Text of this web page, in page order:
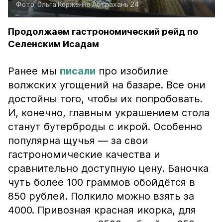
Фото:Ольга КорженкоАстрахань 24
Продолжаем гастрономический рейд по
Селенским Исадам
Ранее мы писали про изобилие
волжских угощений на базаре. Все они
достойны того, чтобы их попробовать.
И, конечно, главным украшением стола
станут бутерброды с икрой. Особенно
популярна щучья — за свои
гастрономические качества и
сравнительно доступную цену. Баночка
чуть более 100 граммов обойдётся в
850 рублей. Полкило можно взять за
4000. Привозная красная икорка, для